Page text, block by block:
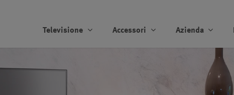
Televisione Accessori Azienda